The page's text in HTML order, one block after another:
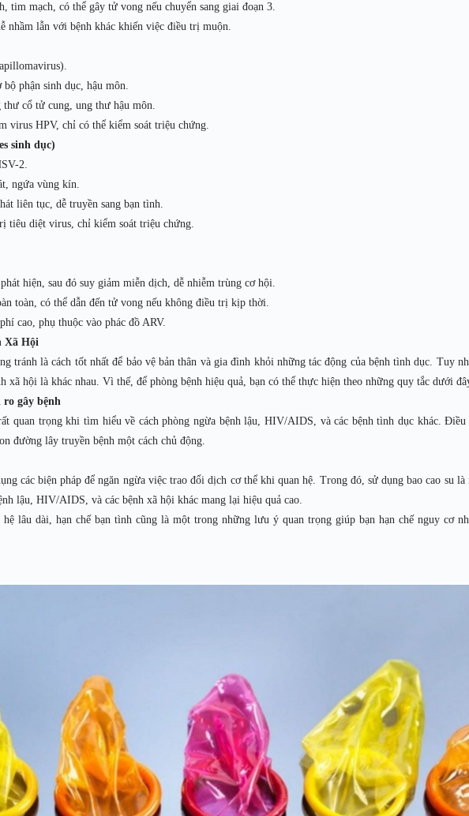
tim mạch, có thể gây tử vong nếu chuyển sang giai đoạn 3.
nhầm lẫn với bệnh khác khiến việc điều trị muộn.
phận sinh dục, hậu môn.
cổ tử cung, ung thư hậu môn.
virus HPV, chỉ có thể kiểm soát triệu chứng.
sinh dục)
2.
ngứa vùng kín.
liên tục, dễ truyền sang bạn tình.
tiêu diệt virus, chỉ kiểm soát triệu chứng.
hiện, sau đó suy giảm miễn dịch, dễ nhiễm trùng cơ hội.
toàn, có thể dẫn đến tử vong nếu không điều trị kịp thời.
cao, phụ thuộc vào phác đồ ARV.
Xã Hội
tránh là cách tốt nhất để bảo vệ bản thân và gia đình khỏi những tác động của bệnh tình dục. Tuy
xã hội là khác nhau. Vì thế, để phòng bệnh hiệu quả, bạn có thể thực hiện theo những quy tắc dưới
gây bệnh
quan trọng khi tìm hiểu về cách phòng ngừa bệnh lậu, HIV/AIDS, và các bệnh tình dục khác. Điều
đường lây truyền bệnh một cách chủ động.
các biện pháp để ngăn ngừa việc trao đổi dịch cơ thể khi quan hệ. Trong đó, sử dụng bao cao su là
lậu, HIV/AIDS, và các bệnh xã hội khác mang lại hiệu quả cao.
lâu dài, hạn chế bạn tình cũng là một trong những lưu ý quan trọng giúp bạn hạn chế nguy cơ